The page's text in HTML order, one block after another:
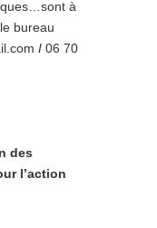
à
bureau
I 06 70
des
l’action